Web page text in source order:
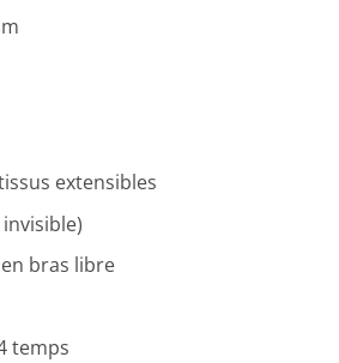
extensibles
bras libre
temps